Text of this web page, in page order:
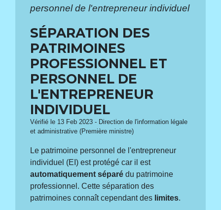
personnel de l'entrepreneur individuel
SÉPARATION DES
PATRIMOINES
PROFESSIONNEL ET
PERSONNEL DE
L'ENTREPRENEUR
INDIVIDUEL
Vérifié le 13 Feb 2023 - Direction de l'information légale
et administrative (Première ministre)
Le patrimoine personnel de l'entrepreneur
individuel (EI) est protégé car il est
automatiquement séparé du patrimoine
professionnel. Cette séparation des
patrimoines connaît cependant des limites.